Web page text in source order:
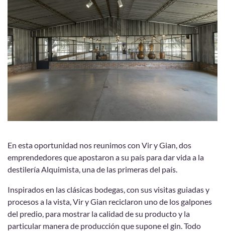
En esta oportunidad nos reunimos con Vir y Gian, dos
emprendedores que apostaron a su país para dar vida a la
destilería Alquimista, una de las primeras del país.
Inspirados en las clásicas bodegas, con sus visitas guiadas y
procesos a la vista, Vir y Gian reciclaron uno de los galpones
del predio, para mostrar la calidad de su producto y la
particular manera de producción que supone el gin. Todo